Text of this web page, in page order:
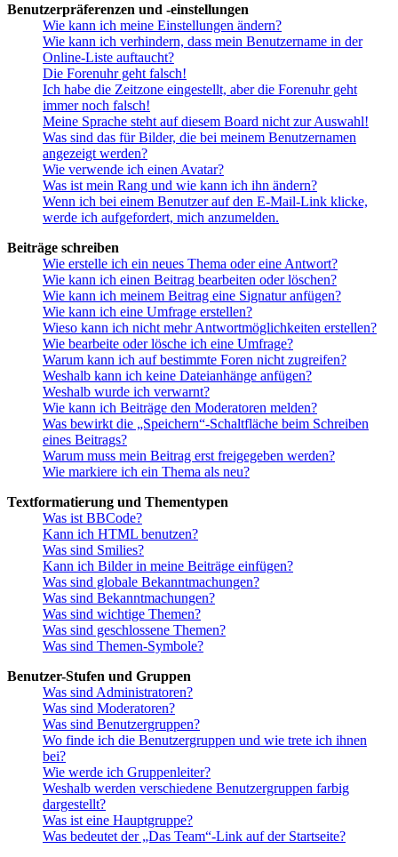
Benutzerpräferenzen und -einstellungen
Wie kann ich meine Einstellungen ändern?
Wie kann ich verhindern, dass mein Benutzername in der
Online-Liste auftaucht?
Die Forenuhr geht falsch!
Ich habe die Zeitzone eingestellt, aber die Forenuhr geht
immer noch falsch!
Meine Sprache steht auf diesem Board nicht zur Auswahl!
Was sind das für Bilder, die bei meinem Benutzernamen
angezeigt werden?
Wie verwende ich einen Avatar?
Was ist mein Rang und wie kann ich ihn ändern?
Wenn ich bei einem Benutzer auf den E-Mail-Link klicke,
werde ich aufgefordert, mich anzumelden.
Beiträge schreiben
Wie erstelle ich ein neues Thema oder eine Antwort?
Wie kann ich einen Beitrag bearbeiten oder löschen?
Wie kann ich meinem Beitrag eine Signatur anfügen?
Wie kann ich eine Umfrage erstellen?
Wieso kann ich nicht mehr Antwortmöglichkeiten erstellen?
Wie bearbeite oder lösche ich eine Umfrage?
Warum kann ich auf bestimmte Foren nicht zugreifen?
Weshalb kann ich keine Dateianhänge anfügen?
Weshalb wurde ich verwarnt?
Wie kann ich Beiträge den Moderatoren melden?
Was bewirkt die „Speichern“-Schaltfläche beim Schreiben
eines Beitrags?
Warum muss mein Beitrag erst freigegeben werden?
Wie markiere ich ein Thema als neu?
Textformatierung und Thementypen
Was ist BBCode?
Kann ich HTML benutzen?
Was sind Smilies?
Kann ich Bilder in meine Beiträge einfügen?
Was sind globale Bekanntmachungen?
Was sind Bekanntmachungen?
Was sind wichtige Themen?
Was sind geschlossene Themen?
Was sind Themen-Symbole?
Benutzer-Stufen und Gruppen
Was sind Administratoren?
Was sind Moderatoren?
Was sind Benutzergruppen?
Wo finde ich die Benutzergruppen und wie trete ich ihnen
bei?
Wie werde ich Gruppenleiter?
Weshalb werden verschiedene Benutzergruppen farbig
dargestellt?
Was ist eine Hauptgruppe?
Was bedeutet der „Das Team“-Link auf der Startseite?